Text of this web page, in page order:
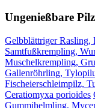
Ungenießbare
Gelbblättriger Rasling,
Samtfußkrempling,
Muschelkrempling,
Gallenröhrling,
Fischeierschleimpilz,
Ceratiomyxa porioides
Gummihelmling,